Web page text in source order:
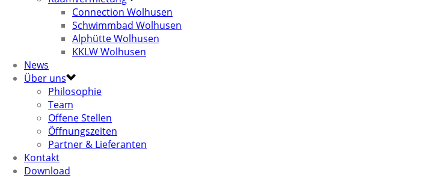
Connection Wolhusen
Schwimmbad Wolhusen
Alphütte Wolhusen
KKLW Wolhusen
News
Über uns
Philosophie
Team
Offene Stellen
Öffnungszeiten
Partner & Lieferanten
Kontakt
Download